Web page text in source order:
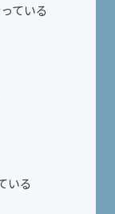
ている
いる